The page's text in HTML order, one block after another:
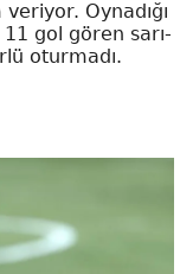
Oynadığı
gol gören sarı-
oturmadı.